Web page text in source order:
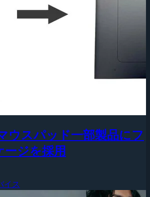
ウスパッド一部製品にフ
ジを採用
イス